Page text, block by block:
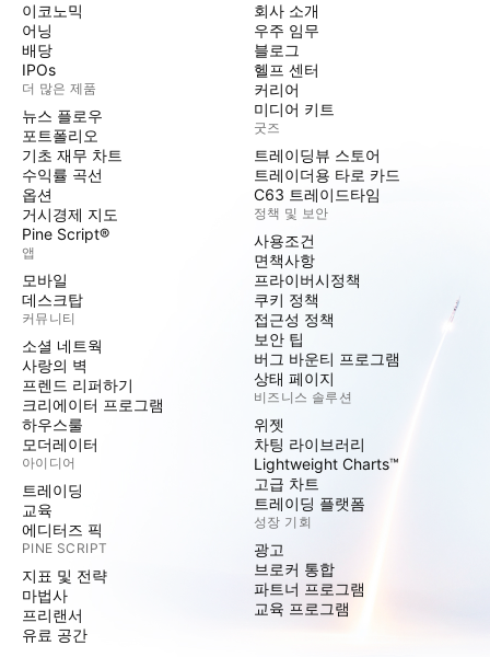
이코노믹
어닝
배당
IPOs
더 많은 제품
뉴스 플로우
포트폴리오
기초 재무 차트
수익률 곡선
옵션
거시경제 지도
Pine Script®
앱
모바일
데스크탑
커뮤니티
소셜 네트웍
사랑의 벽
프렌드 리퍼하기
크리에이터 프로그램
하우스룰
모더레이터
아이디어
트레이딩
교육
에디터즈 픽
PINE SCRIPT
지표 및 전략
마법사
프리랜서
유료 공간
회사 소개
우주 임무
블로그
헬프 센터
커리어
미디어 키트
굿즈
트레이딩뷰 스토어
트레이더용 타로 카드
C63 트레이드타임
정책 및 보안
사용조건
면책사항
프라이버시정책
쿠키 정책
접근성 정책
보안 팁
버그 바운티 프로그램
상태 페이지
비즈니스 솔루션
위젯
차팅 라이브러리
Lightweight Charts™
고급 차트
트레이딩 플랫폼
성장 기회
광고
브로커 통합
파트너 프로그램
교육 프로그램